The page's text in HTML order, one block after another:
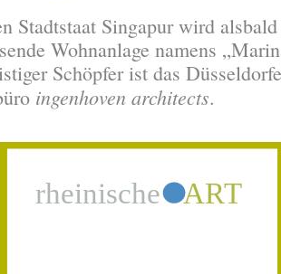
Stadtstaat Singapur wird
Wohnanlage namens
Schöpfer ist das
ingenhoven architects.